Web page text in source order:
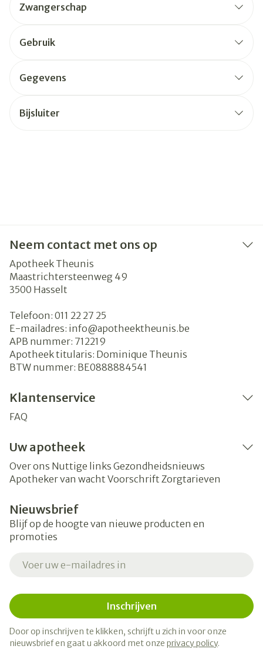
Zwangerschap
Gebruik
Gegevens
Bijsluiter
Neem contact met ons op
Apotheek Theunis
Maastrichtersteenweg 49
3500 Hasselt
Telefoon: 011 22 27 25
E-mailadres: info@apotheektheunis.be
APB nummer: 712219
Apotheek titularis: Dominique Theunis
BTW nummer: BE0888884541
Klantenservice
FAQ
Uw apotheek
Over ons Nuttige links Gezondheidsnieuws
Apotheker van wacht Voorschrift Zorgtarieven
Nieuwsbrief
Blijf op de hoogte van nieuwe producten en
promoties
Inschrijven
Door op inschrijven te klikken, schrijft u zich in voor onze
nieuwsbrief en gaat u akkoord met onze privacy policy.